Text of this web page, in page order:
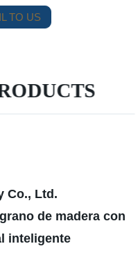
TO US
Co., Ltd.
de madera con
inteligente